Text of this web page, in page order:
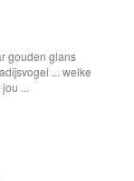
gouden glans
... welke
...